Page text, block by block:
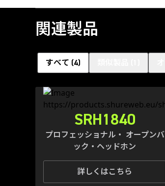
関連製品
すべて (4)
SRH1840
プロフェッショナル・ オープンバ
ック・ヘッドホン
詳しくはこちら